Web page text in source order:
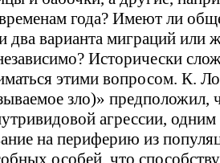
года? Имеют ли
два варианта миграций или
Исторически
этими вопросом. К.
зло)» предположил,
агрессии,
на периферию из
особей, что